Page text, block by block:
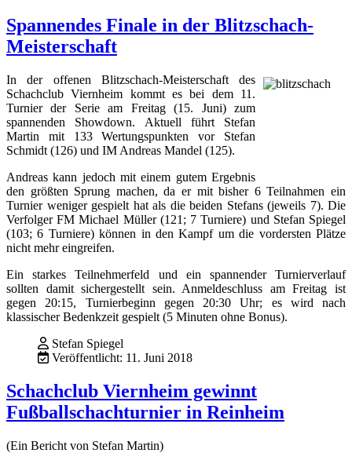
Spannendes Finale in der Blitzschach-
Meisterschaft
In der offenen Blitzschach-Meisterschaft des
Schachclub Viernheim kommt es bei dem 11.
Turnier der Serie am Freitag (15. Juni) zum
spannenden Showdown. Aktuell führt Stefan
Martin mit 133 Wertungspunkten vor Stefan
Schmidt (126) und IM Andreas Mandel (125).
Andreas kann jedoch mit einem gutem Ergebnis
den größten Sprung machen, da er mit bisher 6 Teilnahmen ein
Turnier weniger gespielt hat als die beiden Stefans (jeweils 7). Die
Verfolger FM Michael Müller (121; 7 Turniere) und Stefan Spiegel
(103; 6 Turniere) können in den Kampf um die vordersten Plätze
nicht mehr eingreifen.
Ein starkes Teilnehmerfeld und ein spannender Turnierverlauf
sollten damit sichergestellt sein. Anmeldeschluss am Freitag ist
gegen 20:15, Turnierbeginn gegen 20:30 Uhr; es wird nach
klassischer Bedenkzeit gespielt (5 Minuten ohne Bonus).
Stefan Spiegel
Veröffentlicht: 11. Juni 2018
Schachclub Viernheim gewinnt
Fußballschachturnier in Reinheim
(Ein Bericht von Stefan Martin)